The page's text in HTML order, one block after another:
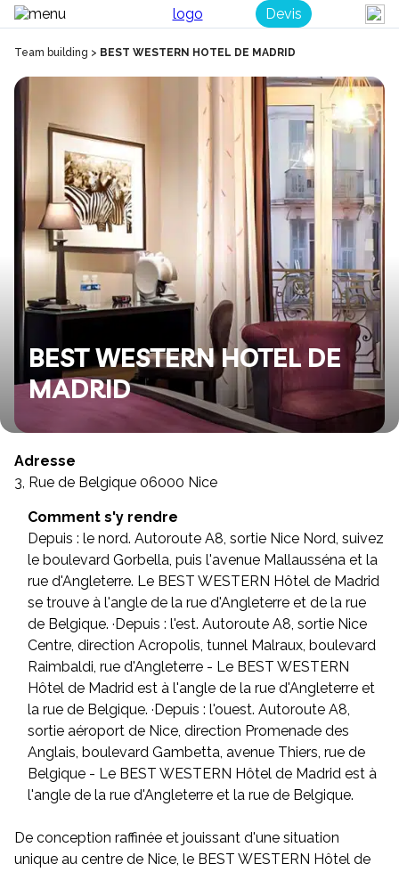
Devis
Team building > BEST WESTERN HOTEL DE MADRID
BEST WESTERN HOTEL DE
MADRID
Adresse
3, Rue de Belgique 06000 Nice
Comment s'y rendre
Depuis : le nord. Autoroute A8, sortie Nice Nord, suivez
le boulevard Gorbella, puis l'avenue Mallausséna et la
rue d'Angleterre. Le BEST WESTERN Hôtel de Madrid
se trouve à l'angle de la rue d'Angleterre et de la rue
de Belgique. ·Depuis : l'est. Autoroute A8, sortie Nice
Centre, direction Acropolis, tunnel Malraux, boulevard
Raimbaldi, rue d'Angleterre - Le BEST WESTERN
Hôtel de Madrid est à l'angle de la rue d'Angleterre et
la rue de Belgique. ·Depuis : l'ouest. Autoroute A8,
sortie aéroport de Nice, direction Promenade des
Anglais, boulevard Gambetta, avenue Thiers, rue de
Belgique - Le BEST WESTERN Hôtel de Madrid est à
l'angle de la rue d'Angleterre et la rue de Belgique.
De conception raffinée et jouissant d'une situation
unique au centre de Nice, le BEST WESTERN Hôtel de